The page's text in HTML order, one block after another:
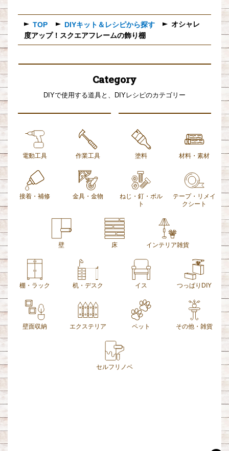
TOP DIYキット＆レシピから探す
オシャレ
度アップ！スクエアフレームの飾り棚
Category
DIYで使用する道具と、DIYレシピのカテゴリー
電動工具 作業工具 塗料 材料・素材
接着・補修 金具・金物
ねじ・釘・ボル
ト
テープ・リメイ
クシート
壁 床 インテリア雑貨
棚・ラック 机・デスク イス つっぱりDIY
壁面収納 エクステリア ペット その他・雑貨
セルフリノベ